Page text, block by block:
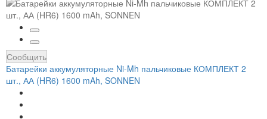
Сообщить
Батарейки аккумуляторные Ni-Mh пальчиковые КОМПЛЕКТ 2
шт., АА (HR6) 1600 mAh, SONNEN